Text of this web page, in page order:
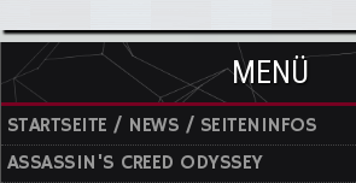
MENÜ
STARTSEITE / NEWS / SEITENINFOS
ASSASSIN'S CREED ODYSSEY